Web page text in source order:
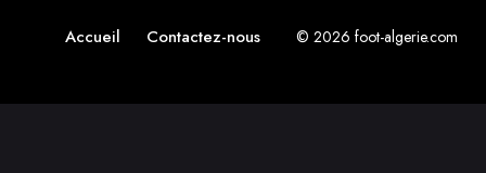
Accueil Contactez-nous © 2026 foot-algerie.com